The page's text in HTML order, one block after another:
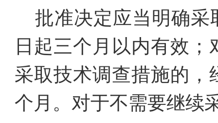
批准决定应当明确
日起三个月以内有效
采取技术调查措施的
个月。对于不需要继续